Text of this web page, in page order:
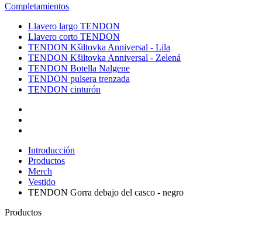
Completamientos
Llavero largo TENDON
Llavero corto TENDON
TENDON Kšiltovka Anniversal - Lila
TENDON Kšiltovka Anniversal - Zelená
TENDON Botella Nalgene
TENDON pulsera trenzada
TENDON cinturón
Introducción
Productos
Merch
Vestido
TENDON Gorra debajo del casco - negro
Productos